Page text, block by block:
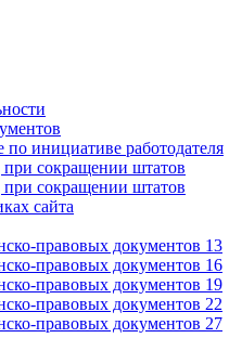
по инициативе работодателя
сокращении штатов
сокращении штатов
сайта
правовых документов 13
правовых документов 16
правовых документов 19
правовых документов 22
правовых документов 27